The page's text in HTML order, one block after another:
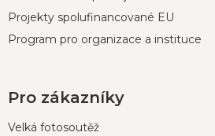
Projekty spolufinancované EU
Program pro organizace a instituce
Pro zákazníky
Velká fotosoutěž